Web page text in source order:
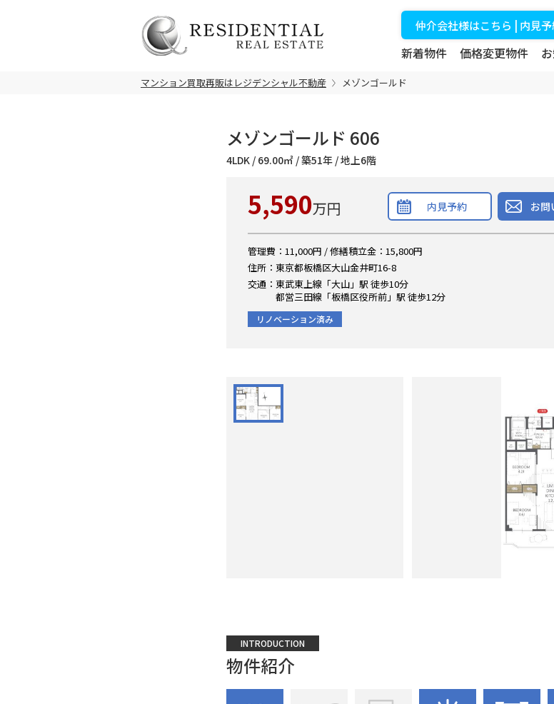
仲介会社様はこちら | 内見
新着物件 価格変更物件
マンション買取再販はレジデンシャル不動産 メゾンゴールド
メゾンゴールド 606
4LDK / 69.00㎡ / 築51年 / 地上6階
5,590万円 内見予約 お問
管理費：11,000円 / 修繕積立金：15,800円
住所：東京都板橋区大山金井町16-8
交通：東武東上線「大山」駅 徒歩10分
都営三田線「板橋区役所前」駅 徒歩12分
リノベーション済み
INTRODUCTION
物件紹介